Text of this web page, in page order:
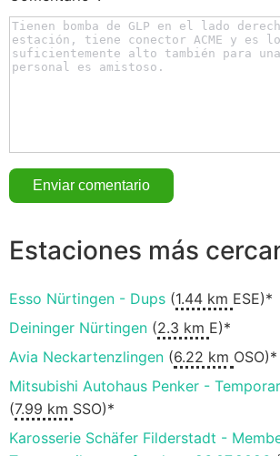
Estaciones más
Esso Nürtingen - Dups (1.44 km ESE)*
Deininger Nürtingen (2.3 km E)*
Avia Neckartenzlingen (6.22 km OSO)*
Mitsubishi Autohaus Penker -
(7.99 km SSO)*
Karosserie Schäfer Filderstadt -